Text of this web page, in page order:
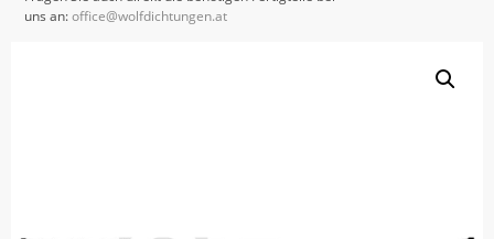
uns an:office@wolfdichtungen.at